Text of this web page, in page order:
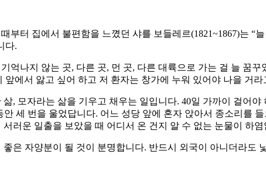
터 집에서 불편함을 느꼈던 샤를 보들레르(1821~1867)는 “
다.
나지 않는 곳, 다른 곳, 먼 곳, 다른 대륙으로 가는 걸 늘 꿈
에서 앓고 싶어 하고 저 환자는 창가에 누워 있어야 나을 거
, 모자라는 삶을 기우고 채우는 일입니다. 40일 가까이 걸어야
세 번을 울었답니다. 어느 성당 앞에 혼자 앉아서 종소리를
러운 일출을 보았을 때 어디서 온 건지 알 수 없는 눈물이 하
은 자양분이 될 것이 분명합니다. 반드시 외국이 아니더라도